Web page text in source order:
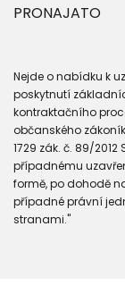
PRONAJATO
Nejde o nabídku k
poskytnutí
kontraktačního
občanského
1729 zák. č. 89/
případnému
formě, po dohodě
případné právní
stranami."